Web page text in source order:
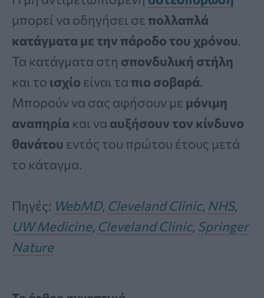
μπορεί να οδηγήσει σε πολλαπλά
κατάγματα με την πάροδο του χρόνου.
Τα κατάγματα στη σπονδυλική στήλη
και το ισχίο είναι τα πιο σοβαρά.
Μπορούν να σας αφήσουν με μόνιμη
αναπηρία και να αυξήσουν τον κίνδυνο
θανάτου εντός του πρώτου έτους μετά
το κάταγμα.
Πηγές: WebMD, Cleveland Clinic, NHS,
UW Medicine, Cleveland Clinic, Springer
Nature